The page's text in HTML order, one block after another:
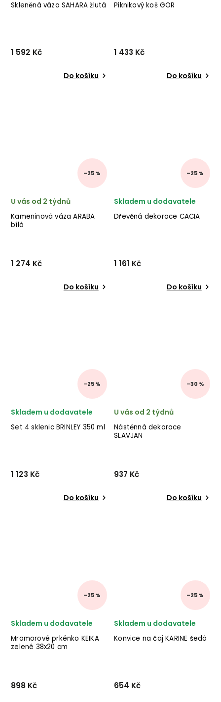
Skleněná váza SAHARA žlutá
1 592 Kč
Do košíku
Piknikový koš GOR
1 433 Kč
Do košíku
–25 %
Kameninová váza ARABA
bílá
U vás od 2 týdnů
1 274 Kč
Do košíku
–25 %
Dřevěná dekorace CACIA
Skladem u dodavatele
1 161 Kč
Do košíku
–25 %
Set 4 sklenic BRINLEY 350 ml
Skladem u dodavatele
1 123 Kč
Do košíku
–30 %
Nástěnná dekorace
SLAVJAN
U vás od 2 týdnů
937 Kč
Do košíku
–25 %
Mramorové prkénko KEIKA
zelené 38x20 cm
Skladem u dodavatele
898 Kč
–25 %
Konvice na čaj KARINE šedá
Skladem u dodavatele
654 Kč